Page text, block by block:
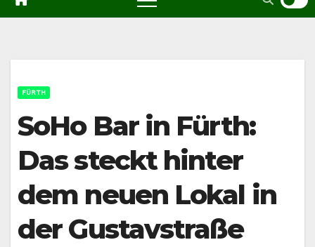
FÜRTH
SoHo Bar in Fürth:
Das steckt hinter
dem neuen Lokal in
der Gustavstraße